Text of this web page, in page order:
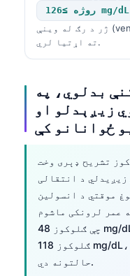
ژر د رګ له وینې (venous) تایید او کلینیکي ارزونه
ته اړتیا لري.
بدلوي، په
زیږېدلو او
ځوانانو کې
تشریح ډېری وخت
د انتقالی
موقتي د انسولین
کوي. د ۳۶ ساعته عمر لرونکی ماشوم
چې ګلوکوز 48 mg/dL لري، او د ۱۴ کلن ماشوم روژه
ګلوکوز 118 mg/dL، په بشپړ ډول بېلابېل کلینیکي
حالتونه دي.